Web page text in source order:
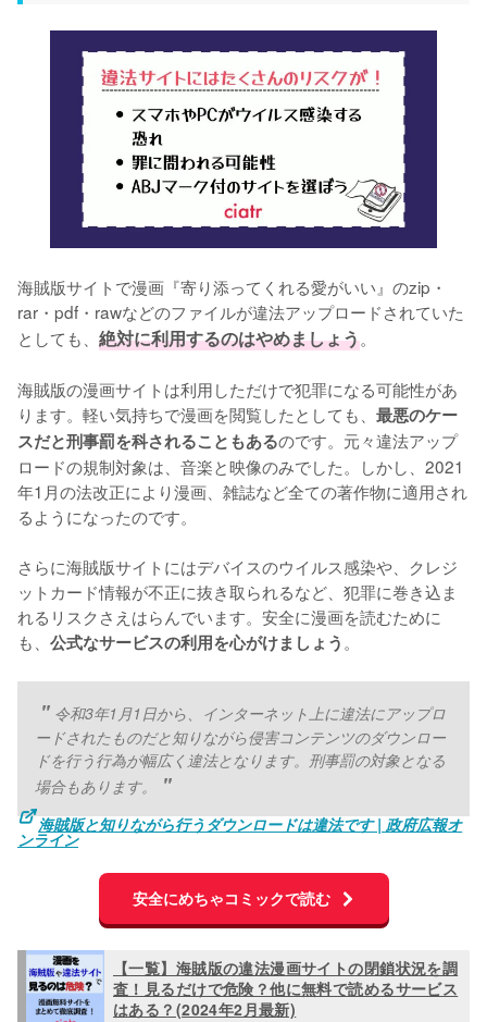
海賊版サイトで漫画『寄り添ってくれる愛がいい』のzip・
rar・pdf・rawなどのファイルが違法アップロードされていた
としても、 絶対に利用するのはやめましょう。
海賊版の漫画サイトは利用しただけで犯罪になる可能性があ
ります。軽い気持ちで漫画を閲覧したとしても、 最悪のケー
スだと刑事罰を科されることもあるのです。元々違法アップ
ロードの規制対象は、音楽と映像のみでした。しかし、2021
年1月の法改正により漫画、雑誌など全ての著作物に適用され
るようになったのです。
さらに海賊版サイトにはデバイスのウイルス感染や、クレジ
ットカード情報が不正に抜き取られるなど、犯罪に巻き込ま
れるリスクさえはらんでいます。安全に漫画を読むために
も、 公式なサービスの利用を心がけましょう 。
令和3年1月1日から、インターネット上に違法にアップロ
ードされたものだと知りながら侵害コンテンツのダウンロー
ドを行う行為が幅広く違法となります。刑事罰の対象となる
場合もあります。
海賊版と知りながら行うダウンロードは違法です | 政府広報オ
ンライン
安全にめちゃコミックで読む
【一覧】海賊版の違法漫画サイトの閉鎖状況を調
査！見るだけで危険？他に無料で読めるサービス
はある？(2024年2月最新)